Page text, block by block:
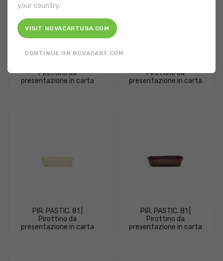
Pirottino da
presentazione in carta
Pirottino da
presentazione in carta
PIR. PASTIC. 81 |
Pirottino da
presentazione in carta
PIR. PASTIC. 81 |
Pirottino da
presentazione in carta
your country.
VISIT NOVACARTUSA.COM
CONTINUE ON NOVACART.COM